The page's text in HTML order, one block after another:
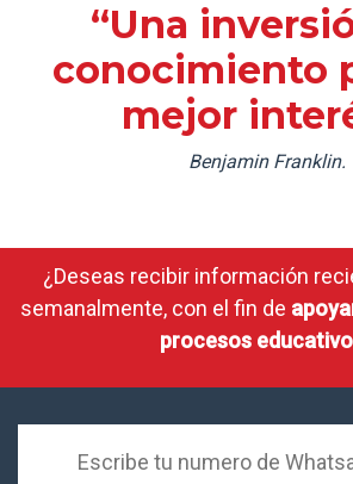
“Una
conocimiento
mejor
Benjamin Franklin.
¿Deseas recibir información
semanalmente, con el fin de
procesos